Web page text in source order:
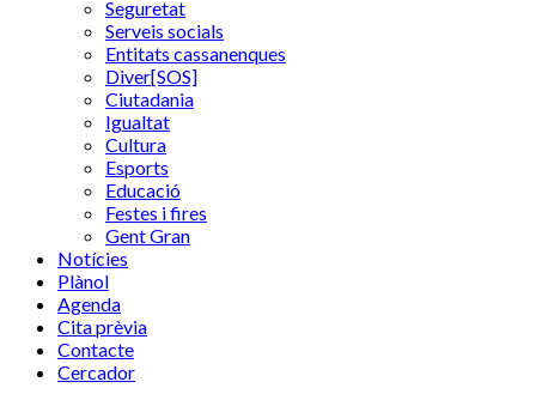
Seguretat
Serveis socials
Entitats cassanenques
Diver[SOS]
Ciutadania
Igualtat
Cultura
Esports
Educació
Festes i fires
Gent Gran
Notícies
Plànol
Agenda
Cita prèvia
Contacte
Cercador